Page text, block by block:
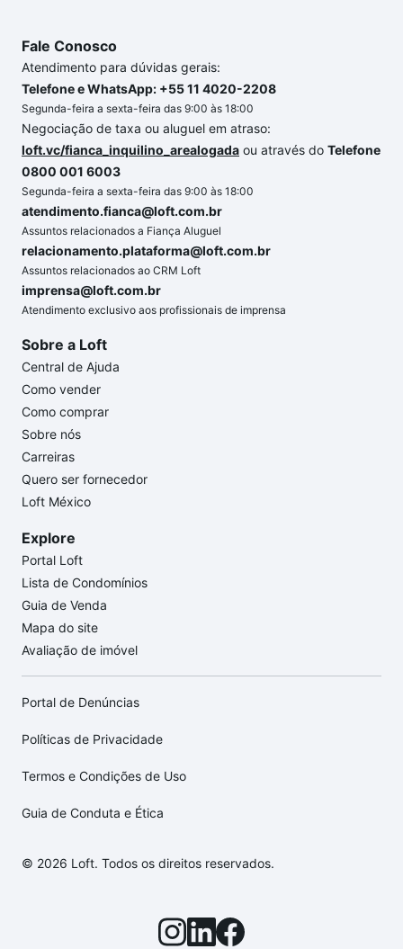
Fale Conosco
Atendimento para dúvidas gerais:
Telefone e WhatsApp: +55 11 4020-2208
Segunda-feira a sexta-feira das 9:00 às 18:00
Negociação de taxa ou aluguel em atraso:
loft.vc/fianca_inquilino_arealogada ou através do Telefone
0800 001 6003
Segunda-feira a sexta-feira das 9:00 às 18:00
atendimento.fianca@loft.com.br
Assuntos relacionados a Fiança Aluguel
relacionamento.plataforma@loft.com.br
Assuntos relacionados ao CRM Loft
imprensa@loft.com.br
Atendimento exclusivo aos profissionais de imprensa
Sobre a Loft
Central de Ajuda
Como vender
Como comprar
Sobre nós
Carreiras
Quero ser fornecedor
Loft México
Explore
Portal Loft
Lista de Condomínios
Guia de Venda
Mapa do site
Avaliação de imóvel
Portal de Denúncias
Políticas de Privacidade
Termos e Condições de Uso
Guia de Conduta e Ética
© 2026 Loft. Todos os direitos reservados.